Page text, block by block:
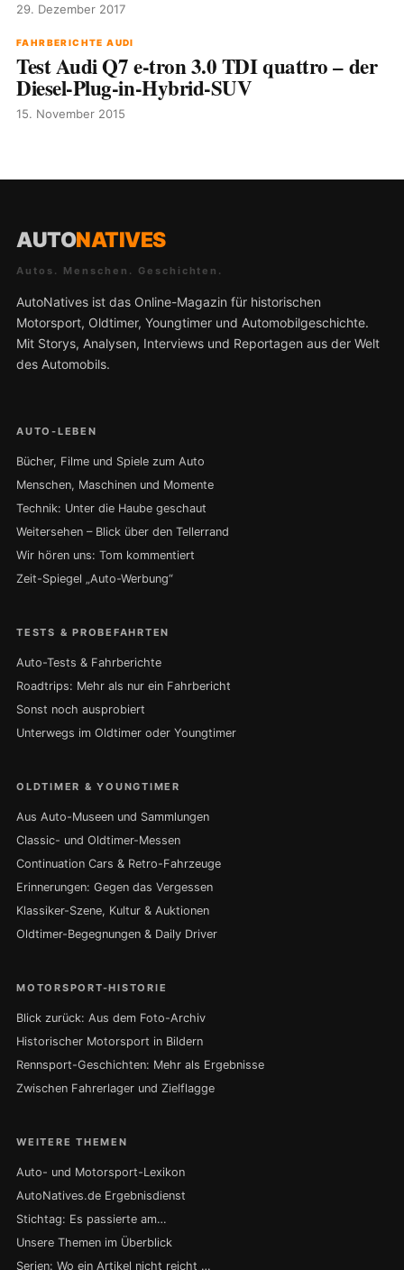
29. Dezember 2017
FAHRBERICHTE AUDI
Test Audi Q7 e-tron 3.0 TDI quattro – der
Diesel-Plug-in-Hybrid-SUV
15. November 2015
AUTONATIVES
Autos. Menschen. Geschichten.
AutoNatives ist das Online-Magazin für historischen
Motorsport, Oldtimer, Youngtimer und Automobilgeschichte.
Mit Storys, Analysen, Interviews und Reportagen aus der Welt
des Automobils.
AUTO-LEBEN
Bücher, Filme und Spiele zum Auto
Menschen, Maschinen und Momente
Technik: Unter die Haube geschaut
Weitersehen – Blick über den Tellerrand
Wir hören uns: Tom kommentiert
Zeit-Spiegel „Auto-Werbung“
TESTS & PROBEFAHRTEN
Auto-Tests & Fahrberichte
Roadtrips: Mehr als nur ein Fahrbericht
Sonst noch ausprobiert
Unterwegs im Oldtimer oder Youngtimer
OLDTIMER & YOUNGTIMER
Aus Auto-Museen und Sammlungen
Classic- und Oldtimer-Messen
Continuation Cars & Retro-Fahrzeuge
Erinnerungen: Gegen das Vergessen
Klassiker-Szene, Kultur & Auktionen
Oldtimer-Begegnungen & Daily Driver
MOTORSPORT-HISTORIE
Blick zurück: Aus dem Foto-Archiv
Historischer Motorsport in Bildern
Rennsport-Geschichten: Mehr als Ergebnisse
Zwischen Fahrerlager und Zielflagge
WEITERE THEMEN
Auto- und Motorsport-Lexikon
AutoNatives.de Ergebnisdienst
Stichtag: Es passierte am…
Unsere Themen im Überblick
Serien: Wo ein Artikel nicht reicht …